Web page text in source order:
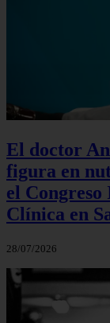
El doctor
figura en
el
Clínica en
28/07/2026